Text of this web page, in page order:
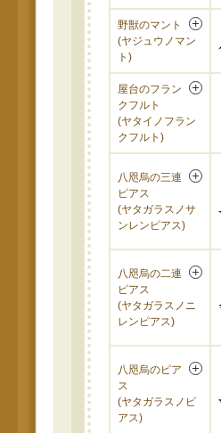
野獣のマント
(ヤジュウノマン
ト)
屋台のフラン
クフルト
(ヤタイノフラン
クフルト)
八咫烏の三連
ピアス
(ヤタガラスノサ
ンレンピアス)
八咫烏の二連
ピアス
(ヤタガラスノニ
レンピアス)
八咫烏のピア
ス
(ヤタガラスノピ
アス)